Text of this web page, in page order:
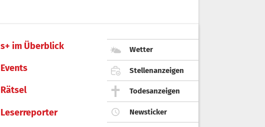
s+ im Überblick
Events
Rätsel
Leserreporter
Wetter
Stellenanzeigen
Todesanzeigen
Newsticker